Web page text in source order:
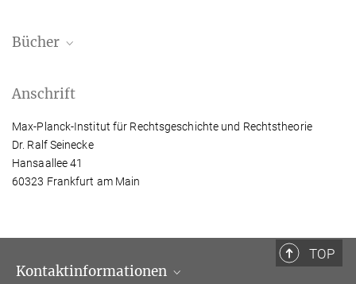
Publication list
447.83 kB
Bücher
Anschrift
Max-Planck-Institut für Rechtsgeschichte und Rechtstheorie
Dr. Ralf Seinecke
Hansaallee 41
60323 Frankfurt am Main
TOP
Kontaktinformationen